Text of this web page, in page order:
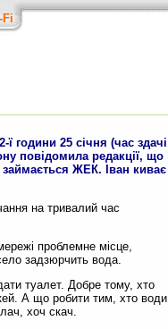
Fi
години 25 січня (час здачі
повідомила редакції, що
ЖЕК. Іван киває
на тривалий час
проблемне місце,
задзюрчить вода.
туалет. Добре тому, хто
А що робити тим, хто води
хоч скач.